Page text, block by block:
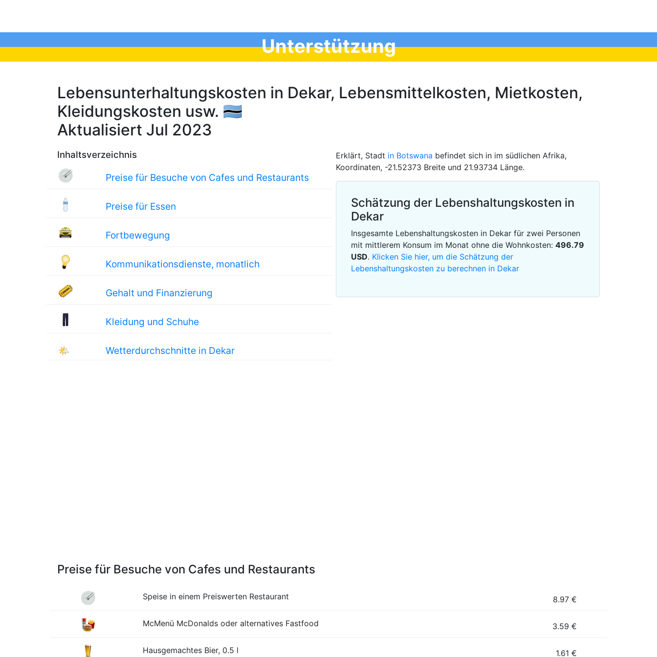
Unterstützung
Lebensunterhaltungskosten in Dekar, Lebensmittelkosten, Mietkosten,
Kleidungskosten usw. 🇧🇼
Aktualisiert Jul 2023
Inhaltsverzeichnis
Preise für Besuche von Cafes und Restaurants
Preise für Essen
Fortbewegung
Kommunikationsdienste, monatlich
Gehalt und Finanzierung
Kleidung und Schuhe
🌤 Wetterdurchschnitte in Dekar
Erklärt, Stadt in Botswana befindet sich in im südlichen Afrika,
Koordinaten, -21.52373 Breite und 21.93734 Länge.
Schätzung der Lebenshaltungskosten in
Dekar
Insgesamte Lebenshaltungskosten in Dekar für zwei Personen
mit mittlerem Konsum im Monat ohne die Wohnkosten: 496.79
USD. Klicken Sie hier, um die Schätzung der
Lebenshaltungskosten zu berechnen in Dekar
Preise für Besuche von Cafes und Restaurants
Speise in einem Preiswerten Restaurant 8.97 €
McMenü McDonalds oder alternatives Fastfood 3.59 €
Hausgemachtes Bier, 0.5 l 1.61 €